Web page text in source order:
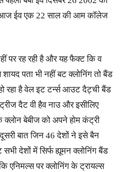
आज ईव एक 22 साल की आम कॉलेज
पर रह रही है और यह फैक्ट कि व
पता भी नहीं बट क्लोनिंग तो बैंड
रहा है वेल इट टर्न्स आउट दैट्ची बैंड
दैट वी हैव नाउ और इसीलिए
बेबीज को अपने होम कंट्री
बात जिन 46 देशों ने इसे बैन
देशों में सिर्फ ह्यूमन क्लोनिंग बैंड
एनिमल्स पर क्लोनिंग के ट्रायल्स